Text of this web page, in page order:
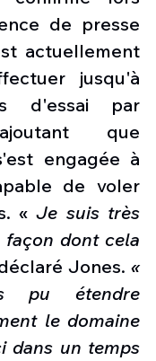
de presse
actuellement
jusqu'à
d'essai par
que
engagée à
de voler
« Je suis très
dont cela
Jones. «
pu étendre
le domaine
dans un temps